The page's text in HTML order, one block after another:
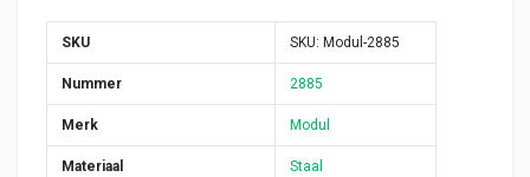
SKU SKU: Modul-2885
Nummer 2885
Merk Modul
Materiaal Staal